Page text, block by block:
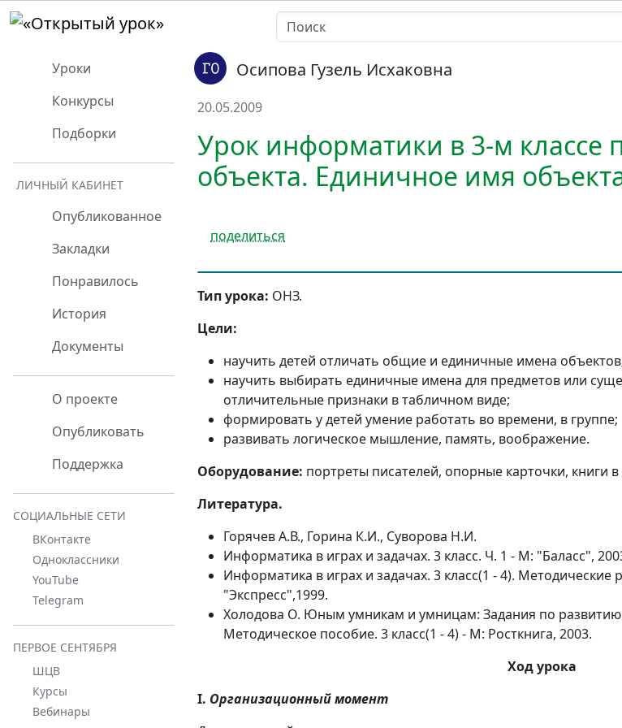
Уроки
Конкурсы
Подборки
ЛИЧНЫЙ КАБИНЕТ
Опубликованное
Закладки
Понравилось
История
Документы
О проекте
Опубликовать
Поддержка
СОЦИАЛЬНЫЕ СЕТИ
ВКонтакте
Одноклассники
YouTube
Telegram
ПЕРВОЕ СЕНТЯБРЯ
ШЦВ
Курсы
Вебинары
Осипова Гузель Исхаковна
20.05.2009
Урок информатики в 3-м
объекта. Единичное имя
поделиться
Тип урока: ОНЗ.
Цели:
научить детей отличать общие и единичные имена
научить выбирать единичные имена для предметов или
отличительные признаки в табличном виде;
формировать у детей умение работать во времени, в группе;
развивать логическое мышление, память, воображение.
Оборудование: портреты писателей, опорные карточки, книги
Литература.
Горячев А.В., Горина К.И., Суворова Н.И.
Информатика в играх и задачах. 3 класс. Ч. 1 - М: "Баласс",
Информатика в играх и задачах. 3 класс(1 - 4).
"Экспресс",1999.
Холодова О. Юным умникам и умницам: Задания по развитию
Методическое пособие. 3 класс(1 - 4) - М: Росткнига, 2003.
Ход урока
I. Организационный момент